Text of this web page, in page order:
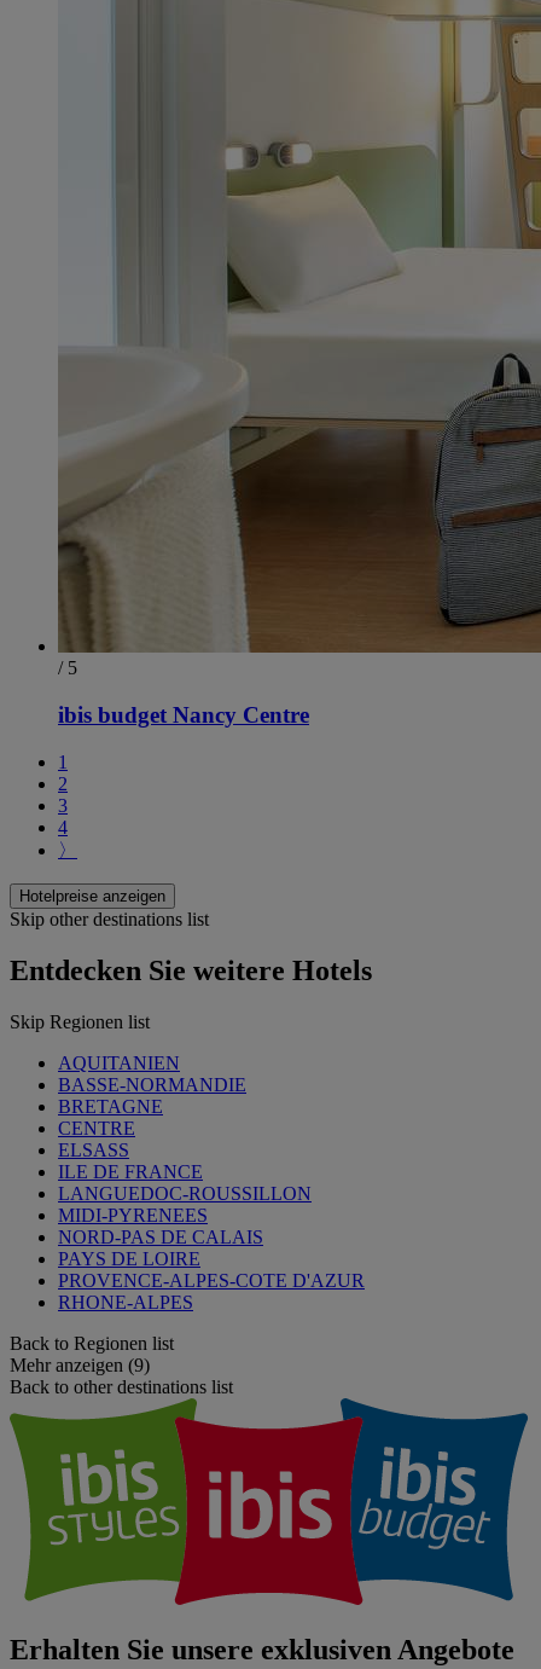
/ 5
ibis budget Nancy Centre
1
2
3
4
〉
Hotelpreise anzeigen
Skip other destinations list
Entdecken Sie weitere Hotels
Skip Regionen list
AQUITANIEN
BASSE-NORMANDIE
BRETAGNE
CENTRE
ELSASS
ILE DE FRANCE
LANGUEDOC-ROUSSILLON
MIDI-PYRENEES
NORD-PAS DE CALAIS
PAYS DE LOIRE
PROVENCE-ALPES-COTE D'AZUR
RHONE-ALPES
Back to Regionen list
Mehr anzeigen (9)
Back to other destinations list
Erhalten Sie unsere exklusiven Angebote